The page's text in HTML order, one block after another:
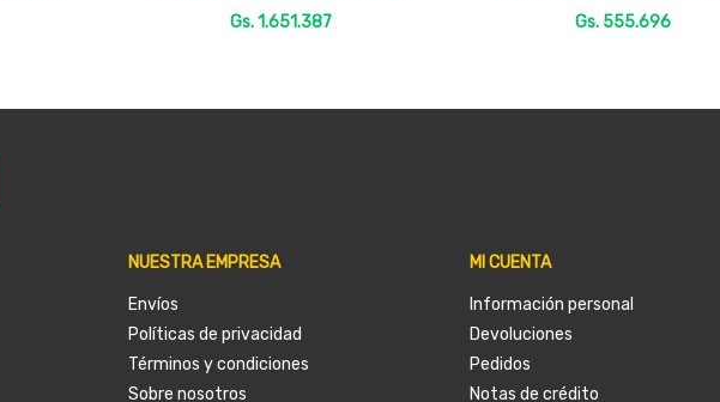
Gs. 1.651.387
Gs. 555.696
NUESTRA EMPRESA
Envíos
Políticas de privacidad
Términos y condiciones
Sobre nosotros
MI CUENTA
Información personal
Devoluciones
Pedidos
Notas de crédito